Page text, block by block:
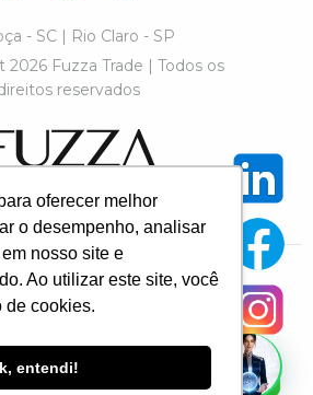
oferecer melhor
o desempenho, analisar
nosso site e
Ao utilizar este site, você
de cookies.
entendi!
by Paulo Chiozzini
- SC | Rio Claro - SP
Fuzza Trade | Todos os
reservados
Fuzza Trade